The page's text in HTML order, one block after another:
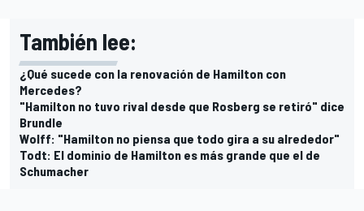
También lee:
¿Qué sucede con la renovación de Hamilton con
Mercedes?
"Hamilton no tuvo rival desde que Rosberg se retiró" dice
Brundle
Wolff: "Hamilton no piensa que todo gira a su alrededor"
Todt: El dominio de Hamilton es más grande que el de
Schumacher